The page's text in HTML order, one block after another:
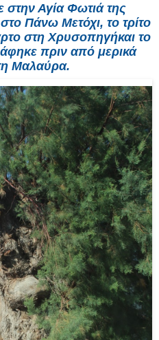
Αγία Φωτιά της
Πάνω Μετόχι, το τρίτο
στη Χρυσοπηγήκαι το
πριν από μερικά
Μαλαύρα.